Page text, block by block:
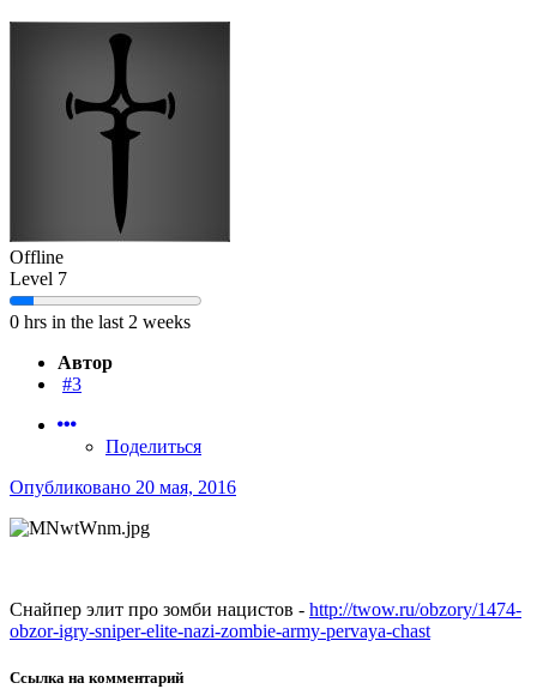
Offline
Level 7
0 hrs in the last 2 weeks
Автор
#3
Поделиться
Опубликовано 20 мая, 2016
Снайпер элит про зомби нацистов - http://twow.ru/obzory/1474-
obzor-igry-sniper-elite-nazi-zombie-army-pervaya-chast
Ссылка на комментарий